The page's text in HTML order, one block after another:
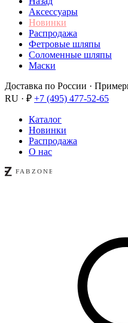
Аксессуары
Новинки
Распродажа
Фетровые шляпы
Соломенные шляпы
Маски
Доставка по России ·
RU · ₽ +7 (495) 477-52-65
Каталог
Новинки
Распродажа
О нас